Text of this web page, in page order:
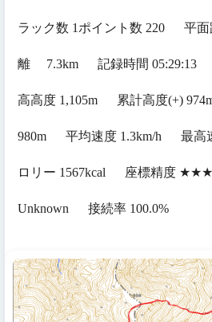
ラック数 1 ポイント数 220 平
離 7.3km 記録時間 05:29:13
高高度 1,105m 累計高度(+)
980m 平均速度 1.3km/h 最高
ロリー 1567kcal 座標精度
Unknown 接続率 100.0%